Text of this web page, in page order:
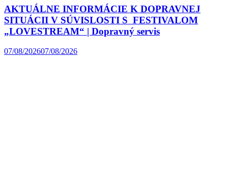
AKTUÁLNE INFORMÁCIE K DOPRAVNEJ
SITUÁCII V SÚVISLOSTI S FESTIVALOM
„LOVESTREAM“ | Dopravný servis
07/08/202607/08/2026